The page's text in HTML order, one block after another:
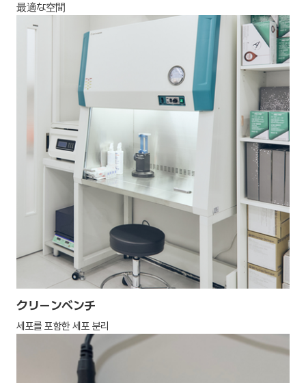
最適な空間
クリーンベンチ
세포를 포함한 세포 분리